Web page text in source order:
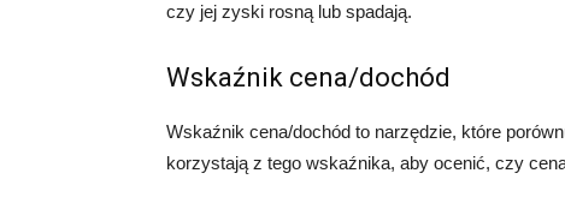
czy jej zyski rosną lub spadają.
Wskaźnik cena/dochód
Wskaźnik cena/dochód to narzędzie, które
korzystają z tego wskaźnika, aby ocenić, czy